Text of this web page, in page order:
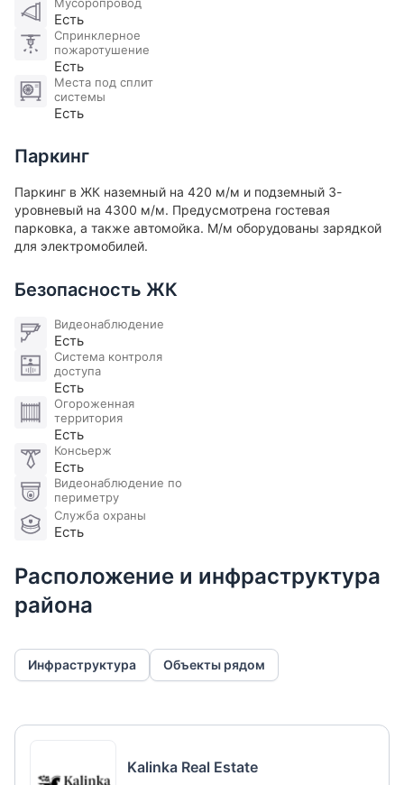
поле и Березовая роща.
Позвоните и запишитесь на просмотр этой
уникальной квартиры, и вы получите лучшее
предложение в этой локации!
Мусоропровод
Есть
Спринклерное
пожаротушение
Есть
Места под сплит
системы
Есть
Паркинг
Паркинг в ЖК наземный на 420 м/м и подземный 3-
уровневый на 4300 м/м. Предусмотрена гостевая
парковка, а также автомойка. М/м оборудованы зарядкой
для электромобилей​.
Безопасность ЖК
Видеонаблюдение
Есть
Система контроля
доступа
Есть
Огороженная
территория
Есть
Консьерж
Есть
Видеонаблюдение по
периметру
Служба охраны
Есть
Расположение и инфраструктура
района
Инфраструктура Объекты рядом
Kalinka Real Estate